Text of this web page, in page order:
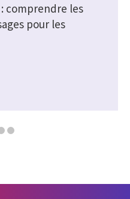
comprendre les
pour les